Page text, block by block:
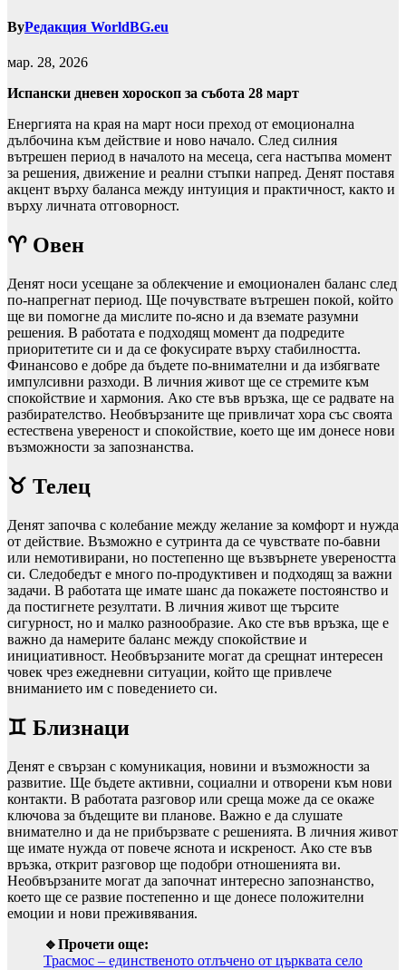
ByРедакция WorldBG.eu
мар. 28, 2026
Испански дневен хороскоп за събота 28 март
Енергията на края на март носи преход от емоционална
дълбочина към действие и ново начало. След силния
вътрешен период в началото на месеца, сега настъпва момент
за решения, движение и реални стъпки напред. Денят поставя
акцент върху баланса между интуиция и практичност, както и
върху личната отговорност.
♈ Овен
Денят носи усещане за облекчение и емоционален баланс след
по-напрегнат период. Ще почувствате вътрешен покой, който
ще ви помогне да мислите по-ясно и да вземате разумни
решения. В работата е подходящ момент да подредите
приоритетите си и да се фокусирате върху стабилността.
Финансово е добре да бъдете по-внимателни и да избягвате
импулсивни разходи. В личния живот ще се стремите към
спокойствие и хармония. Ако сте във връзка, ще се радвате на
разбирателство. Необвързаните ще привличат хора със своята
естествена увереност и спокойствие, което ще им донесе нови
възможности за запознанства.
♉ Телец
Денят започва с колебание между желание за комфорт и нужда
от действие. Възможно е сутринта да се чувствате по-бавни
или немотивирани, но постепенно ще възвърнете увереността
си. Следобедът е много по-продуктивен и подходящ за важни
задачи. В работата ще имате шанс да покажете постоянство и
да постигнете резултати. В личния живот ще търсите
сигурност, но и малко разнообразие. Ако сте във връзка, ще е
важно да намерите баланс между спокойствие и
инициативност. Необвързаните могат да срещнат интересен
човек чрез ежедневни ситуации, който ще привлече
вниманието им с поведението си.
♊ Близнаци
Денят е свързан с комуникация, новини и възможности за
развитие. Ще бъдете активни, социални и отворени към нови
контакти. В работата разговор или среща може да се окаже
ключова за бъдещите ви планове. Важно е да слушате
внимателно и да не прибързвате с решенията. В личния живот
ще имате нужда от повече яснота и искреност. Ако сте във
връзка, открит разговор ще подобри отношенията ви.
Необвързаните могат да започнат интересно запознанство,
което ще се развие постепенно и ще донесе положителни
емоции и нови преживявания.
🔹Прочети още:
Трасмос – единственото отлъчено от църквата село